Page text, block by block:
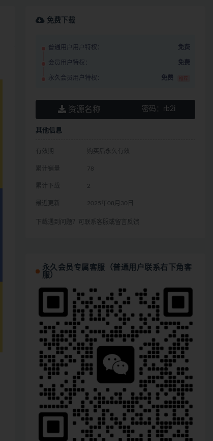
免费下载
普通用户用户特权： 免费
会员用户特权： 免费
永久会员用户特权： 免费 推荐
资源名称 密码： rb2i
其他信息
有效期 购买后永久有效
累计销量 78
累计下载 2
最近更新 2025年08月30日
下载遇到问题？可联系客服或留言反馈
永久会员专属客服（普通用户联系右下角客
服）